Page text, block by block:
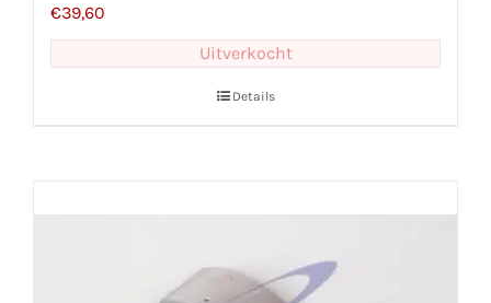
€39,60
Uitverkocht
Details